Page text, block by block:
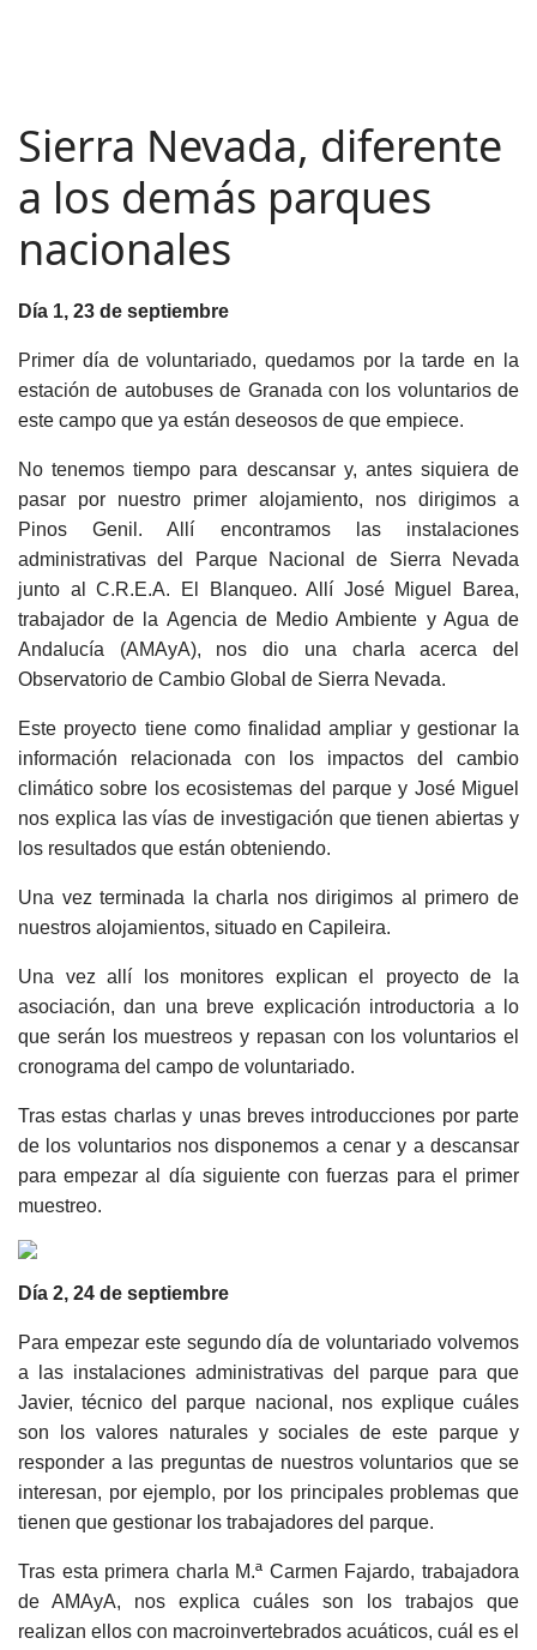
Sierra Nevada, diferente
a los demás parques
nacionales
Día 1, 23 de septiembre
Primer día de voluntariado, quedamos por la tarde en la
estación de autobuses de Granada con los voluntarios de
este campo que ya están deseosos de que empiece.
No tenemos tiempo para descansar y, antes siquiera de
pasar por nuestro primer alojamiento, nos dirigimos a
Pinos Genil. Allí encontramos las instalaciones
administrativas del Parque Nacional de Sierra Nevada
junto al C.R.E.A. El Blanqueo. Allí José Miguel Barea,
trabajador de la Agencia de Medio Ambiente y Agua de
Andalucía (AMAyA), nos dio una charla acerca del
Observatorio de Cambio Global de Sierra Nevada.
Este proyecto tiene como finalidad ampliar y gestionar la
información relacionada con los impactos del cambio
climático sobre los ecosistemas del parque y José Miguel
nos explica las vías de investigación que tienen abiertas y
los resultados que están obteniendo.
Una vez terminada la charla nos dirigimos al primero de
nuestros alojamientos, situado en Capileira.
Una vez allí los monitores explican el proyecto de la
asociación, dan una breve explicación introductoria a lo
que serán los muestreos y repasan con los voluntarios el
cronograma del campo de voluntariado.
Tras estas charlas y unas breves introducciones por parte
de los voluntarios nos disponemos a cenar y a descansar
para empezar al día siguiente con fuerzas para el primer
muestreo.
Día 2, 24 de septiembre
Para empezar este segundo día de voluntariado volvemos
a las instalaciones administrativas del parque para que
Javier, técnico del parque nacional, nos explique cuáles
son los valores naturales y sociales de este parque y
responder a las preguntas de nuestros voluntarios que se
interesan, por ejemplo, por los principales problemas que
tienen que gestionar los trabajadores del parque.
Tras esta primera charla M.ª Carmen Fajardo, trabajadora
de AMAyA, nos explica cuáles son los trabajos que
realizan ellos con macroinvertebrados acuáticos, cuál es el